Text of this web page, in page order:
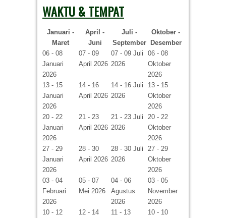
WAKTU & TEMPAT
Januari -
Maret
April -
Juni
Juli -
September
Oktober -
Desember
06 - 08
Januari
2026
07 - 09
April 2026
07 - 09 Juli
2026
06 - 08
Oktober
2026
13 - 15
Januari
2026
14 - 16
April 2026
14 - 16 Juli
2026
13 - 15
Oktober
2026
20 - 22
Januari
2026
21 - 23
April 2026
21 - 23 Juli
2026
20 - 22
Oktober
2026
27 - 29
Januari
2026
28 - 30
April 2026
28 - 30 Juli
2026
27 - 29
Oktober
2026
03 - 04
Februari
2026
05 - 07
Mei 2026
04 - 06
Agustus
2026
03 - 05
November
2026
10 - 12
12 - 14
11 - 13
10 - 10